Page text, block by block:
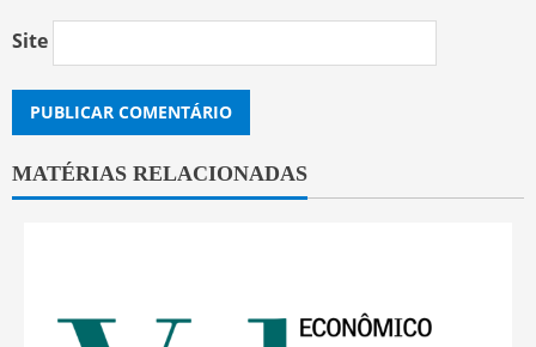
Site
MATÉRIAS RELACIONADAS